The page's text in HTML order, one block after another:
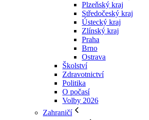
Plzeňský kraj
Středočeský kraj
Ústecký kraj
Zlínský kraj
Praha
Brno
Ostrava
Školství
Zdravotnictví
Politika
O počasí
Volby 2026
Zahraničí